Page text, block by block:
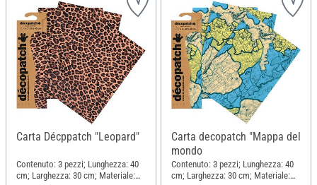
Carta Décppatch "Leopard"
Contenuto: 3 pezzi; Lunghezza: 40
cm; Larghezza: 30 cm; Materiale:
Carta decopatch "Mappa del
mondo
Contenuto: 3 pezzi; Lunghezza: 40
cm; Larghezza: 30 cm; Materiale: